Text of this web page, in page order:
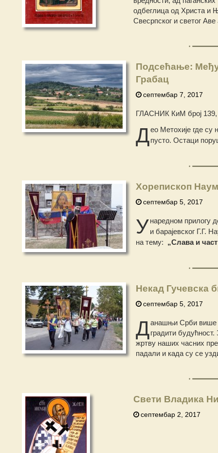
одбеглица од Христа и
Свесрпског и светог Аве
Подсећање:
Грабац
септембар 7, 2017
ГЛАСНИК КиМ број 139,
Део Метохије где су
пусто. Остаци
Хорепископ
септембар 5, 2017
У наредном прилогу
и барајевског Г.Г.
на тему: „Слава и
Некад Гучевска
септембар 5, 2017
Данашњи Срби више
градити
жртву наших часних
падали и када су се
Свети Владика
септембар 2, 2017